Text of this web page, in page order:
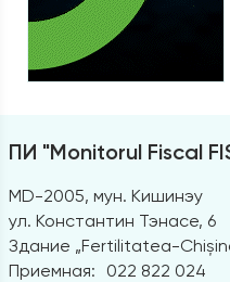
ПИ "Monitorul Fiscal
MD-2005, мун. Кишинэу
ул. Константин Тэнасе, 6
Здание „Fertilitatea-
Приемная:
022 822 024